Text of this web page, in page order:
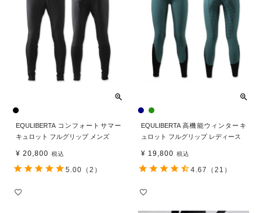
EQULIBERTA コンフォートサマー
キュロット フルグリップ メンズ
¥ 20,800 税込
5.00 （2）
EQULIBERTA 高機能ウィンターキ
ュロット フルグリップ レディース
¥ 19,800 税込
4.67 （21）